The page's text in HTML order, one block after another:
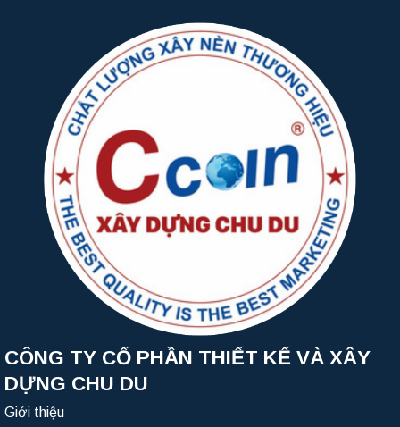
CÔNG TY CỔ PHẦN THIẾT KẾ VÀ XÂY
DỰNG CHU DU
Giới thiệu